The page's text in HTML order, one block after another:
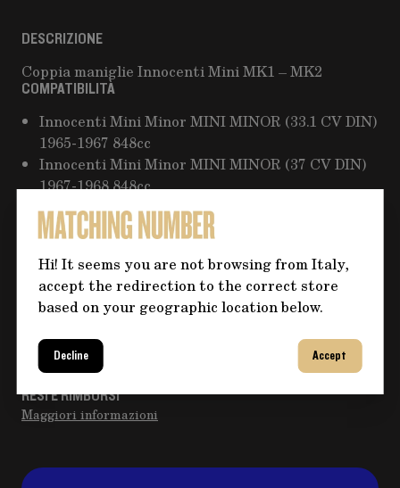
Hi! It seems you are not browsing from Italy,
accept the redirection to the correct store
based on your geographic location below.
Decline Accept
DESCRIZIONE
Coppia maniglie Innocenti Mini MK1 – MK2
COMPATIBILITÀ
Innocenti Mini Minor MINI MINOR (33.1 CV DIN)
1965-1967 848cc
Innocenti Mini Minor MINI MINOR (37 CV DIN)
1967-1968 848cc
Innocenti Mini Minor MINI MINOR MK2 1968-
1970 848cc
CONSEGNA EXPRESS
METODO DI PAGAMENTO
Bonifico
RESI E RIMBORSI
Maggiori informazioni